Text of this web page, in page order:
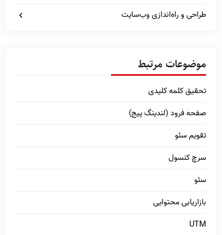
طراحی و راه‌اندازی وب‌سایت
موضوعات مرتبط
تحقیق کلمه کلیدی
صفحه فرود (لندینگ پیج)
تقویم سئو
سرچ کنسول
سئو
بازاریابی محتوایی
UTM